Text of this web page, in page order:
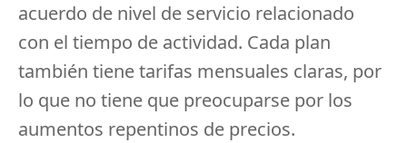
acuerdo de nivel de servicio relacionado
con el tiempo de actividad. Cada plan
también tiene tarifas mensuales claras, por
lo que no tiene que preocuparse por los
aumentos repentinos de precios.